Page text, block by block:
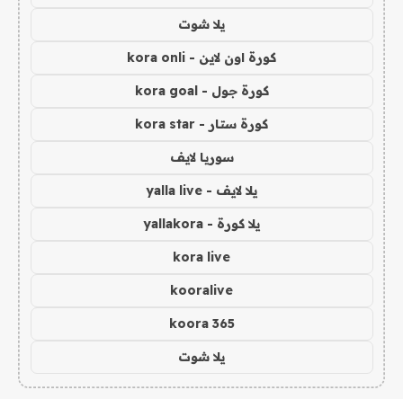
يلا شوت
كورة اون لاين - kora onli
كورة جول - kora goal
كورة ستار - kora star
سوريا لايف
يلا لايف - yalla live
يلا كورة - yallakora
kora live
kooralive
koora 365
يلا شوت